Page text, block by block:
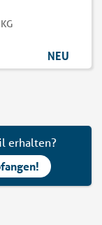
NEU
erhalten?